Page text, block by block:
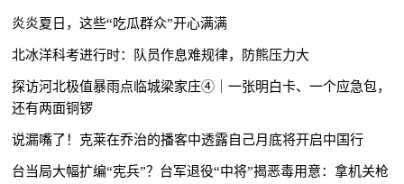
炎炎夏日，这些“吃瓜群众”开心满满
北冰洋科考进行时：队员作息难规律，防熊压力大
探访河北极值暴雨点临城梁家庄④｜一张明白卡、一个应急包，
还有两面铜锣
说漏嘴了！克莱在乔治的播客中透露自己月底将开启中国行
台当局大幅扩编“宪兵”？台军退役“中将”揭恶毒用意：拿机关枪